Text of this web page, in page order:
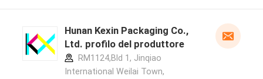
Hunan Kexin Packaging Co.,
Ltd. profilo del produttore
RM1124,Bld 1, Jinqiao
International Weilai Town,